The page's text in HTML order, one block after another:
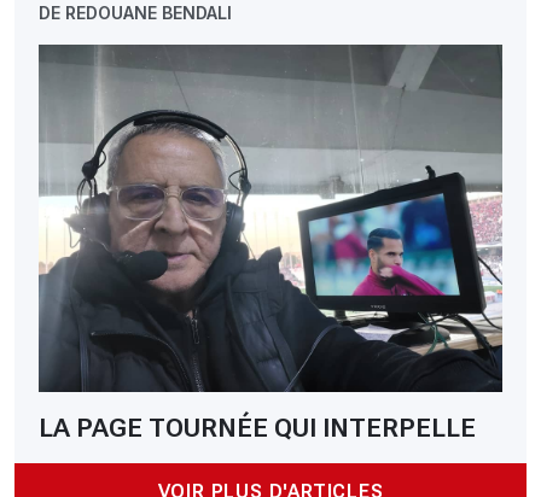
DE REDOUANE BENDALI
LA PAGE TOURNÉE QUI INTERPELLE
VOIR PLUS D'ARTICLES